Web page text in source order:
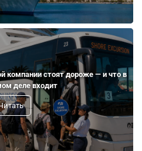
компании стоят дороже — и что в
деле входит